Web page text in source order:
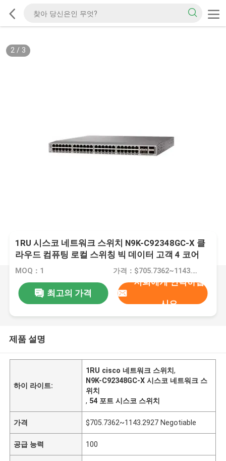
2/ 3
1RU 시스코 네트워크 스위치 N9K-C92348GC-X 클
라우드 컴퓨팅 로컬 스위칭 빅 데이터 고객 4 코어
CPU
MOQ：1 가격：$705.7362~1143.2927 Negotiable
최고의 가격
저희에게 연락하십
시오
제품 설명
하이 라이트:
1RU cisco 네트워크 스위치,
N9K-C92348GC-X 시스코 네트워크 스
위치
, 54 포트 시스코 스위치
가격 $705.7362~1143.2927 Negotiable
공급 능력 100